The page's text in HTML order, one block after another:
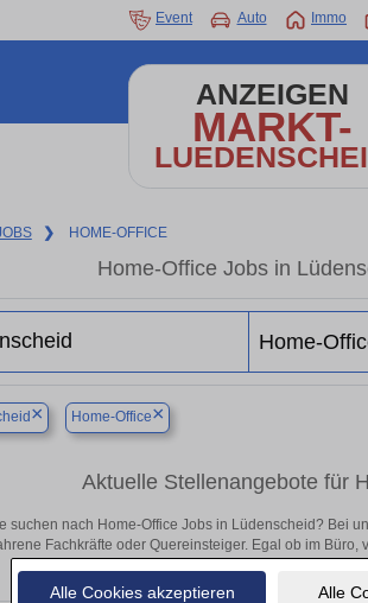
Alle Cookies akzeptieren Alle
Event Auto Immo
ANZEIGEN
MARKT-
❯ HOME-OFFICE
Home-Office Jobs in
× Home-Office×
Aktuelle Stellenangebote für
suchen nach Home-Office Jobs in Lüdenscheid? Bei
Fachkräfte oder Quereinsteiger. Egal ob im
sich direkt auf